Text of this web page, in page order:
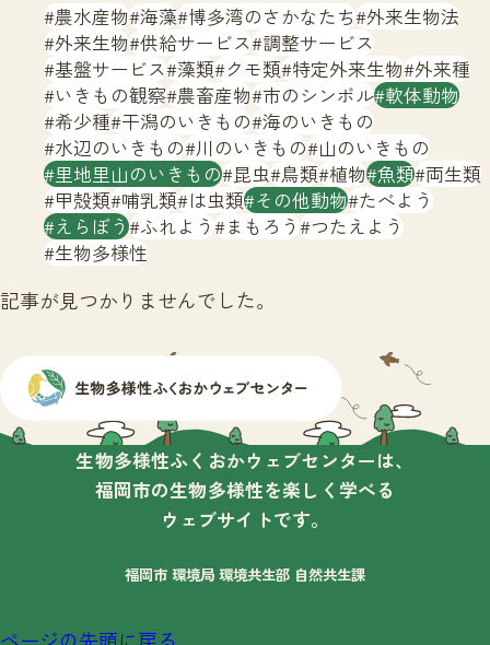
文字サイズ 小 中 大
生物多様性ふくおかウェブセンターとは
サイトマップ
農水産物 海藻 博多湾のさかなたち 外来生物法
外来生物 供給サービス 調整サービス
基盤サービス 藻類 クモ類 特定外来生物 外来種
いきもの観察 農畜産物 市のシンボル 軟体動物
希少種 干潟のいきもの 海のいきもの
水辺のいきもの 川のいきもの 山のいきもの
里地里山のいきもの 昆虫 鳥類 植物 魚類 両生類
甲殻類 哺乳類 は虫類 その他動物 たべよう
えらぼう ふれよう まもろう つたえよう
生物多様性
記事が見つかりませんでした。
生物多様性ふくおかウェブセンターは、
福岡市の生物多様性を楽しく学べる
ウェブサイトです。
福岡市 環境局 環境共生部 自然共生課